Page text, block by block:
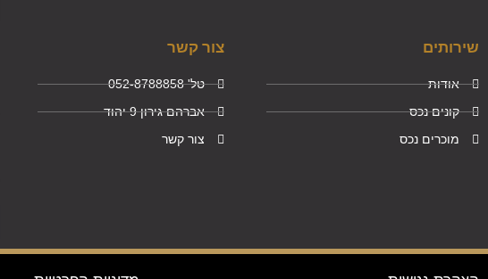
שירותים
אודות
קונים נכס
מוכרים נכס
צור קשר
טל' 052-8788858
אברהם גירון 9 יהוד
צור קשר